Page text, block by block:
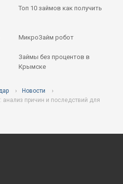
Топ 10 займов как получить
МикроЗайм робот
Займы без процентов в
Крымске
Новости
причин и последствий для